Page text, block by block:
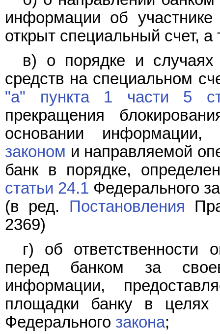
информации об участнике
открыт специальный счет, а
в) о порядке и случаях
средств на специальном
"а" пункта 1 части 5
прекращения
основании информации,
законом и направляемой
банк в порядке,
статьи 24.1 Федерального
(в ред. Постановления
2369)
г) об ответственности
перед банком за
информации,
площадки банку в целях
Федерального закона;